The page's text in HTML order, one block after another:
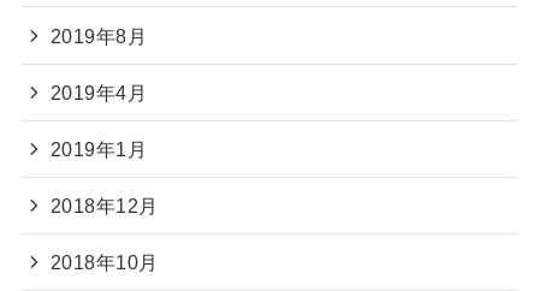
2019年8月
2019年4月
2019年1月
2018年12月
2018年10月